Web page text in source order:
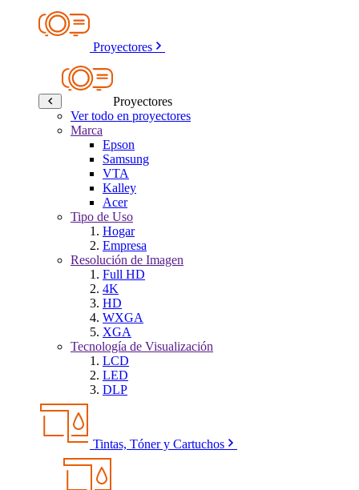
Proyectores
Proyectores
Ver todo en proyectores
Marca
Epson
Samsung
VTA
Kalley
Acer
Tipo de Uso
Hogar
Empresa
Resolución de Imagen
Full HD
4K
HD
WXGA
XGA
Tecnología de Visualización
LCD
LED
DLP
Tintas, Tóner y Cartuchos